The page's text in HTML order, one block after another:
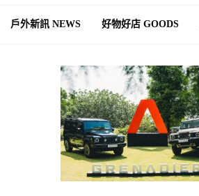
戶外新訊 NEWS 好物好店 GOODS